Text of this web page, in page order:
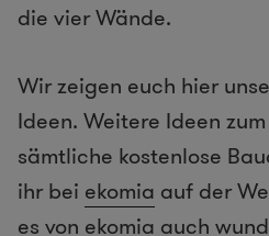
die vier Wände.
Wir zeigen euch hier
Ideen. Weitere Ideen
sämtliche kostenlose
ihr bei ekomia auf der
es von ekomia auch